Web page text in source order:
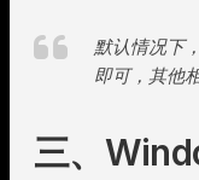
默认情况下
即可，其他
三、